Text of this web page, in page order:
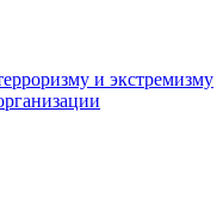
и экстремизму